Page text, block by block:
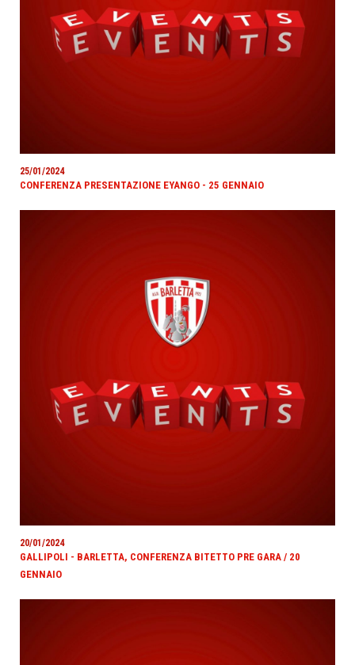
25/01/2024
CONFERENZA PRESENTAZIONE EYANGO - 25 GENNAIO
20/01/2024
GALLIPOLI - BARLETTA, CONFERENZA BITETTO PRE GARA / 20
GENNAIO